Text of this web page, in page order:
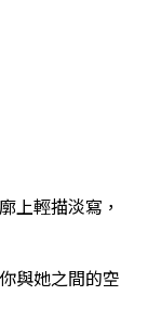
上輕描淡寫，
與她之間的空